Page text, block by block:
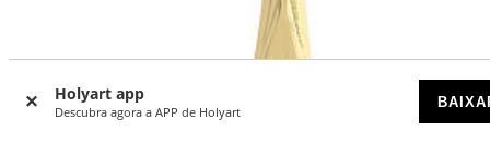
Holyart app
Descubra agora a APP de Holyart